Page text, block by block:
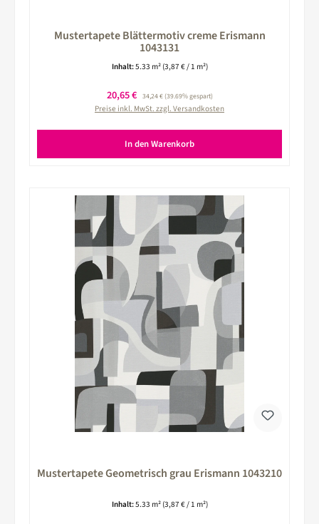
Mustertapete Blättermotiv creme Erismann
1043131
Inhalt:5.33 m² (3,87 € / 1 m²)
Verkaufspreis:
20,65 € Regulärer Preis:
34,24 €(39.69% gespart)
Preise inkl. MwSt. zzgl. Versandkosten
In den Warenkorb
Mustertapete Geometrisch grau Erismann 1043210
Inhalt:5.33 m² (3,87 € / 1 m²)